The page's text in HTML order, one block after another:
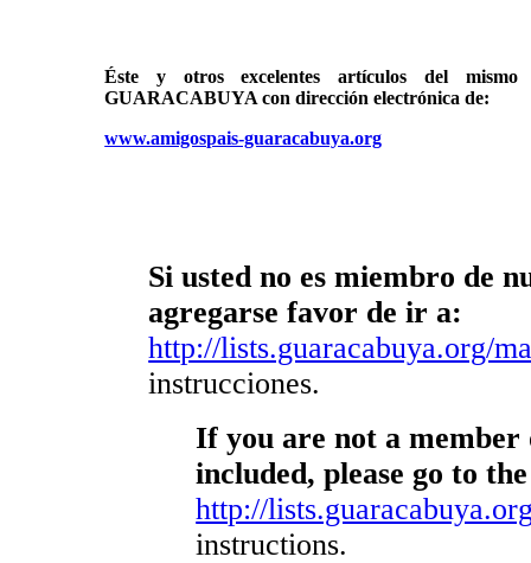
Éste y otros excelentes artículos del
GUARACABUYA con dirección electrónica de:
www.amigospais-guaracabuya.org
Si usted no es miembro de
agregarse favor de ir a:
http://lists.guaracabuya.org/
instrucciones.
If you are not a
included, please go to
http://
instructions.